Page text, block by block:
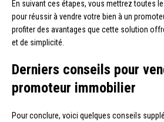
En suivant ces étapes, vous mettrez toutes
pour réussir à vendre votre bien à un
profiter des avantages que cette solution
et de simplicité.
Derniers conseils pour
promoteur immobilier
Pour conclure, voici quelques conseils